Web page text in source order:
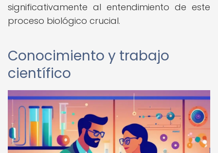
significativamente al entendimiento de este
proceso biológico crucial.
Conocimiento y trabajo
científico